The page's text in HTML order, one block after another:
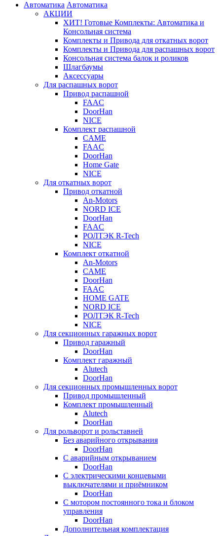
Автоматика Автоматика
АКЦИИ
ХИТ! Готовые Комплекты: Автоматика и
Консольная система
Комплекты и Привода для откатных ворот
Комплекты и Привода для распашных ворот
Консольная система балок и роликов
Шлагбаумы
Аксессуары
Для распашных ворот
Привод распашной
FAAC
DoorHan
NICE
Комплект распашной
CAME
FAAC
DoorHan
Home Gate
NICE
Для откатных ворот
Привод откатной
An-Motors
NORD ICE
DoorHan
FAAC
РОЛТЭК R-Tech
NICE
Комплект откатной
An-Motors
CAME
DoorHan
FAAC
HOME GATE
NORD ICE
РОЛТЭК R-Tech
NICE
Для секционных гаражных ворот
Привод гаражный
DoorHan
Комплект гаражный
Alutech
DoorHan
Для секционных промышленных ворот
Привод промышленный
Комплект промышленный
Alutech
DoorHan
Для рольворот и рольставней
Без аварийного открывания
DoorHan
С аварийным открыванием
DoorHan
С электрическими концевыми
выключателями и приёмником
DoorHan
С мотором постоянного тока и блоком
управления
DoorHan
Дополнительная комплектация